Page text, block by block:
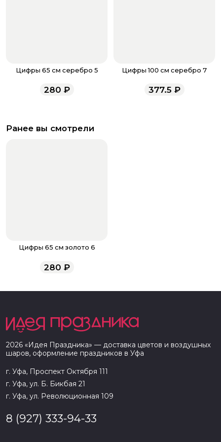
Цифры 65 см серебро 5
280 ₽
Цифры 100 см серебро 7
377.5₽
Ранее вы смотрели
Цифры 65 см золото 6
280 ₽
2026 «Идея Праздника» — доставка цветов и воздушных
шаров, оформление праздников в Уфа
г. Уфа, Проспект Октября 111
г. Уфа, ул. Б. Бикбая 21
г. Уфа, ул. Революционная 109
8 (927) 333-94-33